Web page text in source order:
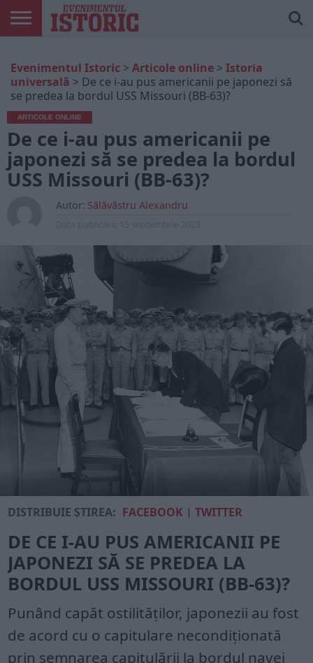
ONLINE
EDIȚII
TIPĂRITE
ISTORIC
PLAY
CONTUL
MEU
Evenimentul Istoric > Articole online > Istoria
universală > De ce i-au pus americanii pe japonezi să
se predea la bordul USS Missouri (BB-63)?
ARTICOLE ONLINE
De ce i-au pus americanii pe
japonezi să se predea la bordul
USS Missouri (BB-63)?
Autor: Sălăvăstru Alexandru
DISTRIBUIE ȘTIREA: FACEBOOK |TWITTER
DE CE I-AU PUS AMERICANII PE
JAPONEZI SĂ SE PREDEA LA
BORDUL USS MISSOURI (BB-63)?
Punând capăt ostilităților, japonezii au fost
de acord cu o capitulare necondiționată
prin semnarea capitulării la bordul navei